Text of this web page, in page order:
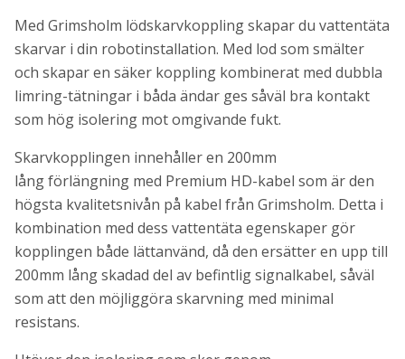
Med Grimsholm lödskarvkoppling skapar du vattentäta
skarvar i din robotinstallation. Med lod som smälter
och skapar en säker koppling kombinerat med dubbla
limring-tätningar i båda ändar ges såväl bra kontakt
som hög isolering mot omgivande fukt.
Skarvkopplingen innehåller en 200mm
lång förlängning med Premium HD-kabel som är den
högsta kvalitetsnivån på kabel från Grimsholm. Detta i
kombination med dess vattentäta egenskaper gör
kopplingen både lättanvänd, då den ersätter en upp till
200mm lång skadad del av befintlig signalkabel, såväl
som att den möjliggöra skarvning med minimal
resistans.